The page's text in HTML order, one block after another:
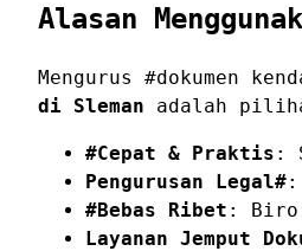
Alasan
Mengurus #dokumen
di Sleman adalah
#Cepat & Praktis :
Pengurusan Legal#:
#Bebas Ribet : Biro
Layanan Jemput